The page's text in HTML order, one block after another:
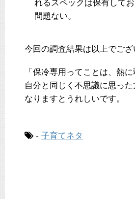
れるスペックは保有して
問題ない。
今回の調査結果は以上でござ
「保冷専用ってことは、熱に
自分と同じく不思議に思っ
なりますとうれしいです。
- 子育てネタ